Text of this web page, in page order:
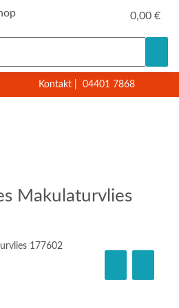
0,00 €
Kontakt 04401 7868
Makulaturvlies